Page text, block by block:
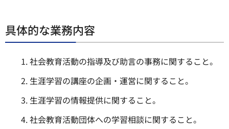
具体的な業務内容
社会教育活動の指導及び助言の事務に関すること。
生涯学習の講座の企画・運営に関すること。
生涯学習の情報提供に関すること。
社会教育活動団体への学習相談に関すること。